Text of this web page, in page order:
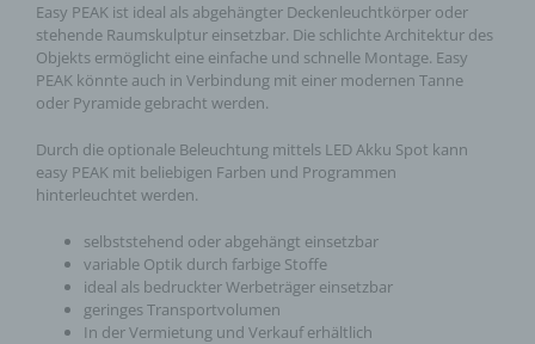
Easy PEAK ist ideal als abgehängter Deckenleuchtkörper oder
stehende Raumskulptur einsetzbar. Die schlichte Architektur des
Objekts ermöglicht eine einfache und schnelle Montage. Easy
PEAK könnte auch in Verbindung mit einer modernen Tanne
oder Pyramide gebracht werden.
Durch die optionale Beleuchtung mittels LED Akku Spot kann
easy PEAK mit beliebigen Farben und Programmen
hinterleuchtet werden.
selbststehend oder abgehängt einsetzbar
variable Optik durch farbige Stoffe
ideal als bedruckter Werbeträger einsetzbar
geringes Transportvolumen
In der Vermietung und Verkauf erhältlich